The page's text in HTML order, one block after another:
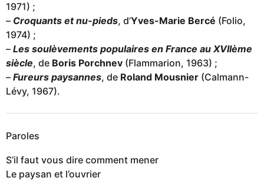
1971) ;
– Croquants et nu-pieds, d’Yves-Marie Bercé (Folio,
1974) ;
– Les soulèvements populaires en France au XVIIème
siècle, de Boris Porchnev (Flammarion, 1963) ;
– Fureurs paysannes, de Roland Mousnier (Calmann-
Lévy, 1967).
Paroles
S’il faut vous dire comment mener
Le paysan et l’ouvrier